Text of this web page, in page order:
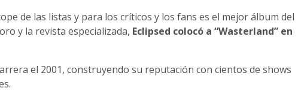
de las listas y para los críticos y los fans es el mejor álbum del
y la revista especializada, Eclipsed colocó a “Wasterland” en
el 2001, construyendo su reputación con cientos de shows